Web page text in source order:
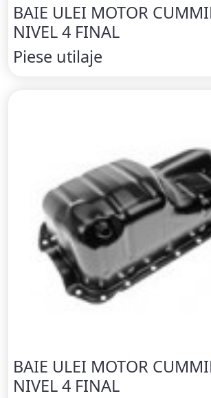
BAIE ULEI MOTOR
NIVEL 4 FINAL
Piese utilaje
BAIE ULEI MOTOR
NIVEL 4 FINAL